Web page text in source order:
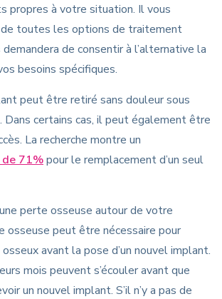
propres à votre situation. Il vous
toutes les options de traitement
de consentir à l’alternative la
besoins spécifiques.
peut être retiré sans douleur sous
Dans certains cas, il peut également être
La recherche montre un
71%pour le remplacement d’un seul
perte osseuse autour de votre
osseuse peut être nécessaire pour
avant la pose d’un nouvel implant.
mois peuvent s’écouler avant que
un nouvel implant. S’il n’y a pas de